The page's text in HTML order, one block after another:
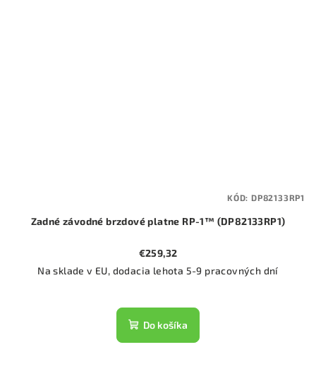
Zadné závodné brzdové platne RP-1™ (DP82133RP1)
€259,32
Na sklade v EU, dodacia lehota 5-9 pracovných dní
Do košíka
KÓD: DP82133RP1